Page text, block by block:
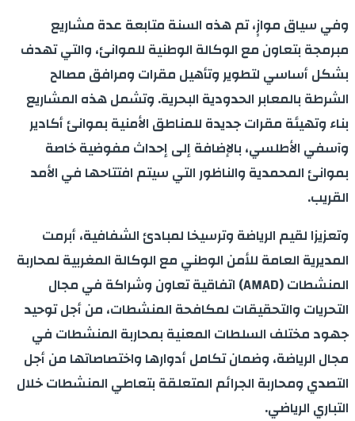
وفي سياق موازٍ، تم هذه السنة متابعة عدة مشاريع
مبرمجة بتعاون مع الوكالة الوطنية للموانئ، والتي تهدف
بشكل أساسي لتطوير وتأهيل مقرات ومرافق مصالح
الشرطة بالمعابر الحدودية البحرية. وتشمل هذه المشاريع
بناء وتهيئة مقرات جديدة للمناطق الأمنية بموانئ أكادير
وآسفي الأطلسي، بالإضافة إلى إحداث مفوضية خاصة
بموانئ المحمدية والناظور التي سيتم افتتاحها في الأمد
القريب.
وتعزيزا لقيم الرياضة وترسيخا لمبادئ الشفافية، أبرمت
المديرية العامة للأمن الوطني مع الوكالة المغربية لمحاربة
المنشطات (AMAD) اتفاقية تعاون وشراكة في مجال
التحريات والتحقيقات لمكافحة المنشطات، من أجل توحيد
جهود مختلف السلطات المعنية بمحاربة المنشطات في
مجال الرياضة، وضمان تكامل أدوارها واختصاصاتها من أجل
التصدي ومحاربة الجرائم المتعلقة بتعاطي المنشطات خلال
التباري الرياضي.